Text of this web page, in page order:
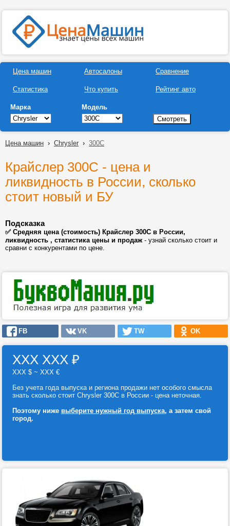
Цена машин
Статистика
Автосалоны
Что купить
Сравнение
Рейтинг авто
Марка Модель
Цена машин › Chrysler › 300С
Крайслер 300С - цена и
ликвидность в России, сколько
стоит новый и БУ
Подсказка
✅ Средняя цена (стоимость) Крайслер 300С в России,
ликвидность , статистика цены и продаж- узнай сколько стоит и
сравни с конкурентами по цене.
FB VK TW OK
ХХХ ХХХ ₽
ХХХ $ ~ ХХХ €
Без учета года выпуска и региона продажи нет особого смысла
знать сколько стоит Chrysler 300С в России - цена неточная.
Поэтому ниже выберите нужный год выпуска, а затем свой
город.